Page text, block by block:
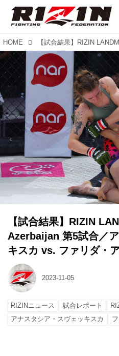
HOME
【試合結果】RIZIN
Azerbaijan 第5試合／
キスカ vs. ファリダ・
2023-11-05
RIZINニュース 試合レポート
アナスタシア・スヴェッキスカ